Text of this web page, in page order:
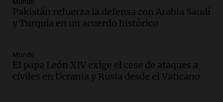
Audio.Messi llegará esta noche a
Rosario para acompañar a su familia
Episodios
Audio.Ley de Propiedad Privada: el revés
en el Congreso expuso una debilidad
Mundo
Pakistán refuerza la defensa con Arabia Saudí
y Turquía en un acuerdo histórico
Mundo
El papa León XIV exige el cese de ataques a
civiles en Ucrania y Rusia desde el Vaticano